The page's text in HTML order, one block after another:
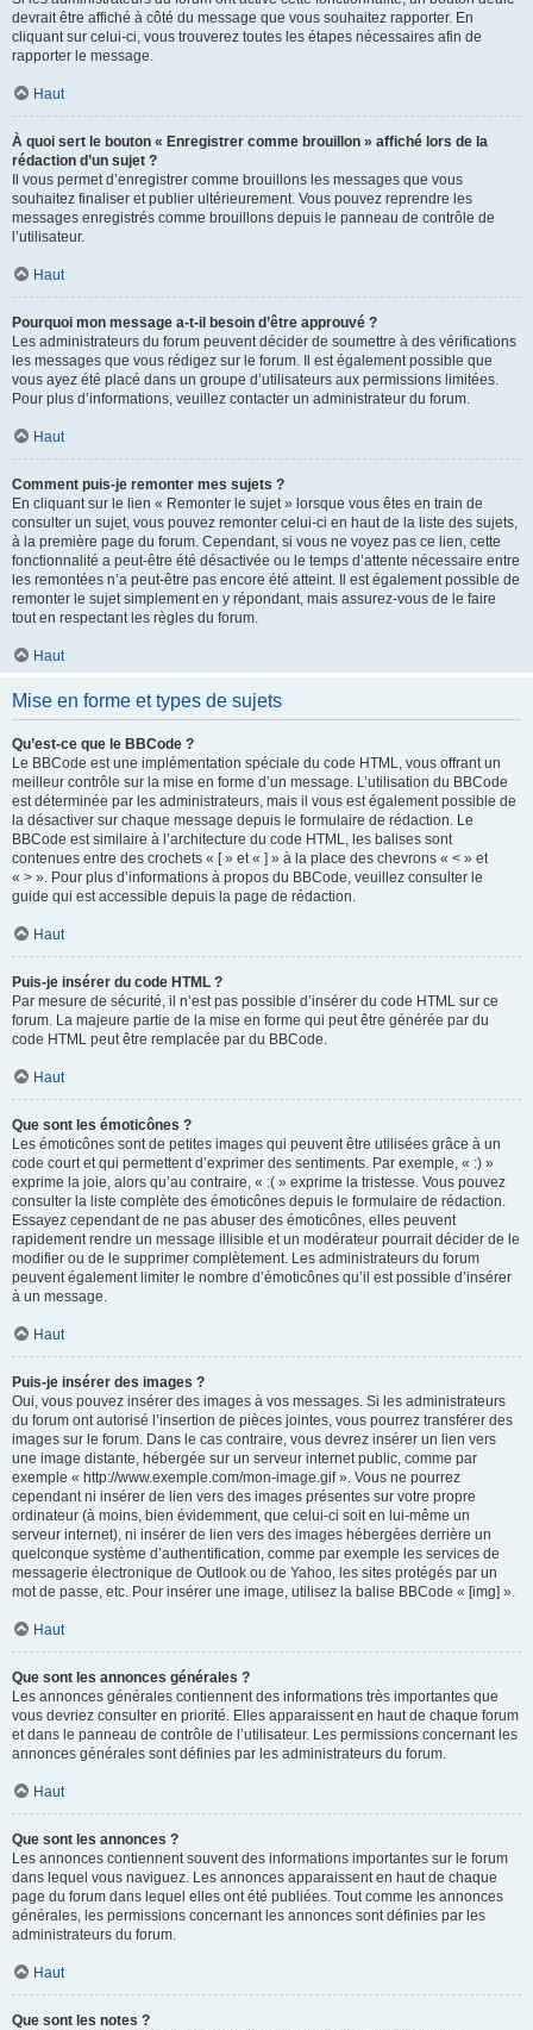
devrait être affiché à côté du message que vous souhaitez rapporter. En
cliquant sur celui-ci, vous trouverez toutes les étapes nécessaires afin de
rapporter le message.
Haut
À quoi sert le bouton « Enregistrer comme brouillon » affiché lors de la
rédaction d’un sujet ?
Il vous permet d’enregistrer comme brouillons les messages que vous
souhaitez finaliser et publier ultérieurement. Vous pouvez reprendre les
messages enregistrés comme brouillons depuis le panneau de contrôle de
l’utilisateur.
Haut
Pourquoi mon message a-t-il besoin d’être approuvé ?
Les administrateurs du forum peuvent décider de soumettre à des vérifications
les messages que vous rédigez sur le forum. Il est également possible que
vous ayez été placé dans un groupe d’utilisateurs aux permissions limitées.
Pour plus d’informations, veuillez contacter un administrateur du forum.
Haut
Comment puis-je remonter mes sujets ?
En cliquant sur le lien « Remonter le sujet » lorsque vous êtes en train de
consulter un sujet, vous pouvez remonter celui-ci en haut de la liste des sujets,
à la première page du forum. Cependant, si vous ne voyez pas ce lien, cette
fonctionnalité a peut-être été désactivée ou le temps d’attente nécessaire entre
les remontées n’a peut-être pas encore été atteint. Il est également possible de
remonter le sujet simplement en y répondant, mais assurez-vous de le faire
tout en respectant les règles du forum.
Haut
Mise en forme et types de sujets
Qu’est-ce que le BBCode ?
Le BBCode est une implémentation spéciale du code HTML, vous offrant un
meilleur contrôle sur la mise en forme d’un message. L’utilisation du BBCode
est déterminée par les administrateurs, mais il vous est également possible de
la désactiver sur chaque message depuis le formulaire de rédaction. Le
BBCode est similaire à l’architecture du code HTML, les balises sont
contenues entre des crochets « [ » et « ] » à la place des chevrons « < » et
« > ». Pour plus d’informations à propos du BBCode, veuillez consulter le
guide qui est accessible depuis la page de rédaction.
Haut
Puis-je insérer du code HTML ?
Par mesure de sécurité, il n’est pas possible d’insérer du code HTML sur ce
forum. La majeure partie de la mise en forme qui peut être générée par du
code HTML peut être remplacée par du BBCode.
Haut
Que sont les émoticônes ?
Les émoticônes sont de petites images qui peuvent être utilisées grâce à un
code court et qui permettent d’exprimer des sentiments. Par exemple, « :) »
exprime la joie, alors qu’au contraire, « :( » exprime la tristesse. Vous pouvez
consulter la liste complète des émoticônes depuis le formulaire de rédaction.
Essayez cependant de ne pas abuser des émoticônes, elles peuvent
rapidement rendre un message illisible et un modérateur pourrait décider de le
modifier ou de le supprimer complètement. Les administrateurs du forum
peuvent également limiter le nombre d’émoticônes qu’il est possible d’insérer
à un message.
Haut
Puis-je insérer des images ?
Oui, vous pouvez insérer des images à vos messages. Si les administrateurs
du forum ont autorisé l’insertion de pièces jointes, vous pourrez transférer des
images sur le forum. Dans le cas contraire, vous devrez insérer un lien vers
une image distante, hébergée sur un serveur internet public, comme par
exemple « http://www.exemple.com/mon-image.gif ». Vous ne pourrez
cependant ni insérer de lien vers des images présentes sur votre propre
ordinateur (à moins, bien évidemment, que celui-ci soit en lui-même un
serveur internet), ni insérer de lien vers des images hébergées derrière un
quelconque système d’authentification, comme par exemple les services de
messagerie électronique de Outlook ou de Yahoo, les sites protégés par un
mot de passe, etc. Pour insérer une image, utilisez la balise BBCode « [img] ».
Haut
Que sont les annonces générales ?
Les annonces générales contiennent des informations très importantes que
vous devriez consulter en priorité. Elles apparaissent en haut de chaque forum
et dans le panneau de contrôle de l’utilisateur. Les permissions concernant les
annonces générales sont définies par les administrateurs du forum.
Haut
Que sont les annonces ?
Les annonces contiennent souvent des informations importantes sur le forum
dans lequel vous naviguez. Les annonces apparaissent en haut de chaque
page du forum dans lequel elles ont été publiées. Tout comme les annonces
générales, les permissions concernant les annonces sont définies par les
administrateurs du forum.
Haut
Que sont les notes ?